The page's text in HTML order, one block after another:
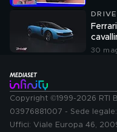
30
Copyright ©1999-2026 RTI
03976881007 - Sede
Uffici: Viale Europa 46,